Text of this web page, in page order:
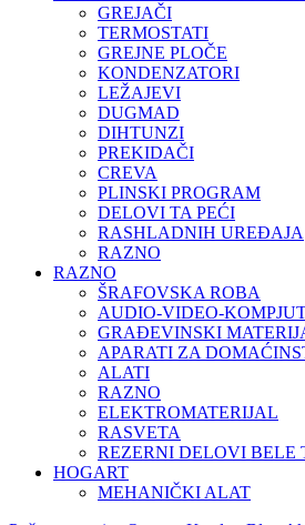
GREJAČI
TERMOSTATI
GREJNE PLOČE
KONDENZATORI
LEŽAJEVI
DUGMAD
DIHTUNZI
PREKIDAČI
CREVA
PLINSKI PROGRAM
DELOVI TA PEĆI
RASHLADNIH UREĐAJA
RAZNO
RAZNO
ŠRAFOVSKA ROBA
AUDIO-VIDEO-
GRAĐEVINSKI
APARATI ZA
ALATI
RAZNO
ELEKTROMATERIJAL
RASVETA
REZERNI DELOVI BELE
HOGART
MEHANIČKI ALAT